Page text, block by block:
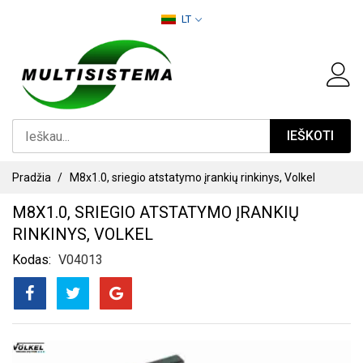
LT
IEŠKOTI
Pradžia M8x1.0, sriegio atstatymo įrankių rinkinys, Volkel
M8X1.0, SRIEGIO ATSTATYMO ĮRANKIŲ
RINKINYS, VOLKEL
Kodas V04013
PEREITI